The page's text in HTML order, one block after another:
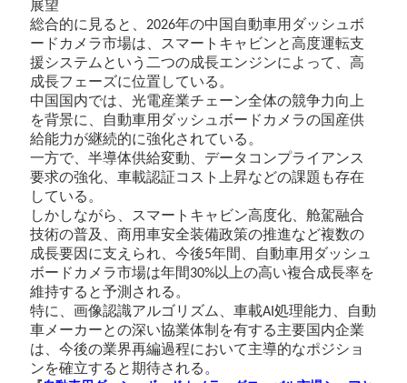
展望
総合的に見ると、 2026年の中国自動車用ダッシュボ
ードカメラ市場は、スマートキャビンと高度運転支
援システムという二つの成長エンジンによって、高
成長フェーズに位置している。
中国国内では、光電産業チェーン全体の競争力向上
を背景に、自動車用ダッシュボードカメラの国産供
給能力が継続的に強化されている。
一方で、半導体供給変動、データコ ンプライアンス
要求の強化、車載認証コスト上昇などの課題も存在
している。
しかしながら、スマートキャビン高度化、舱駕融合
技術の普及、商用車安全装備政策の推進など複数の
成長要因に支えられ、今後5年間、自動車用ダッシュ
ボードカメラ市場は年間30%以上の高い複合成長率を
維持すると予測される。
特に、画像認識アルゴリズム、車載AI 処理能力、自動
車メーカーとの深い協業体制を有する主要国内企業
は、今後の業界再編過程において主導的なポジショ
ンを確立すると期待される。